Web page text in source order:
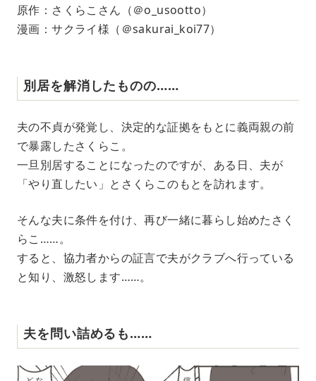
原作：さくらこさん（＠o_usootto）
漫画：サクライ様（＠sakurai_koi77）
別居を解消したものの……
夫の不貞が発覚し、決定的な証拠をもとに義両親の前
で暴露したさくらこ。
一旦別居することになったのですが、ある日、夫が
「やり直したい」とさくらこのもとを訪れます。
そんな夫に条件を付け、再び一緒に暮らし始めたさく
らこ……。
すると、協力者からの証言で夫がクラブへ行っている
と知り、激怒します……。
夫を問い詰めるも……